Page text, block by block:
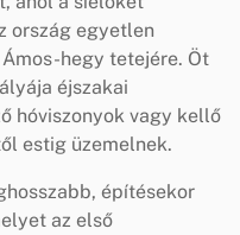
ország egyetlen
hegy tetejére. Öt
éjszakai
hóviszonyok vagy kellő
estig üzemelnek.
építésekor
az első